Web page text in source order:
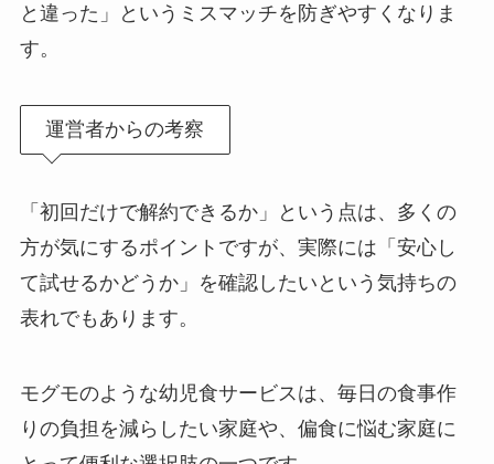
と違った」というミスマッチを防ぎやすくなりま
す。
運営者からの考察
「初回だけで解約できるか」という点は、多くの
方が気にするポイントですが、実際には「安心し
て試せるかどうか」を確認したいという気持ちの
表れでもあります。
モグモのような幼児食サービスは、毎日の食事作
りの負担を減らしたい家庭や、偏食に悩む家庭に